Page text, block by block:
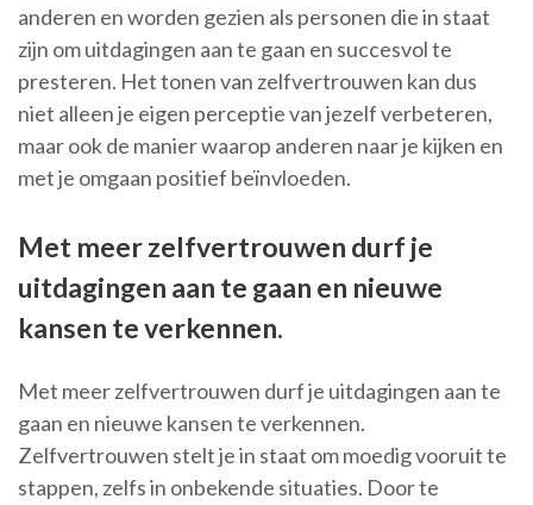
anderen en worden gezien als personen die in staat
zijn om uitdagingen aan te gaan en succesvol te
presteren. Het tonen van zelfvertrouwen kan dus
niet alleen je eigen perceptie van jezelf verbeteren,
maar ook de manier waarop anderen naar je kijken en
met je omgaan positief beïnvloeden.
Met meer zelfvertrouwen durf je
uitdagingen aan te gaan en nieuwe
kansen te verkennen.
Met meer zelfvertrouwen durf je uitdagingen aan te
gaan en nieuwe kansen te verkennen.
Zelfvertrouwen stelt je in staat om moedig vooruit te
stappen, zelfs in onbekende situaties. Door te